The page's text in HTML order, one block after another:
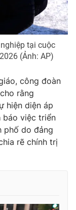
tại cuộc
(Ảnh: AP)
công đoàn
rằng
hiện diện áp
báo việc triển
phố do đảng
rẽ chính trị